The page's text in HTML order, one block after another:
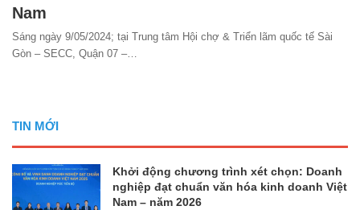
Nam
Sáng ngày 9/05/2024; tại Trung tâm Hội chợ & Triển lãm quốc tế Sài
Gòn – SECC, Quận 07 –…
TIN MỚI
Khởi động chương trình xét chọn: Doanh
nghiệp đạt chuẩn văn hóa kinh doanh Việt
Nam – năm 2026